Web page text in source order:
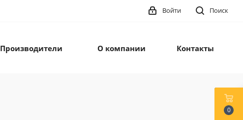
Поиск
Войти
Производители О компании Контакты
0